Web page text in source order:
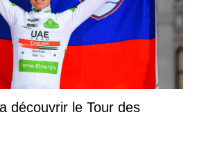
découvrir le Tour des